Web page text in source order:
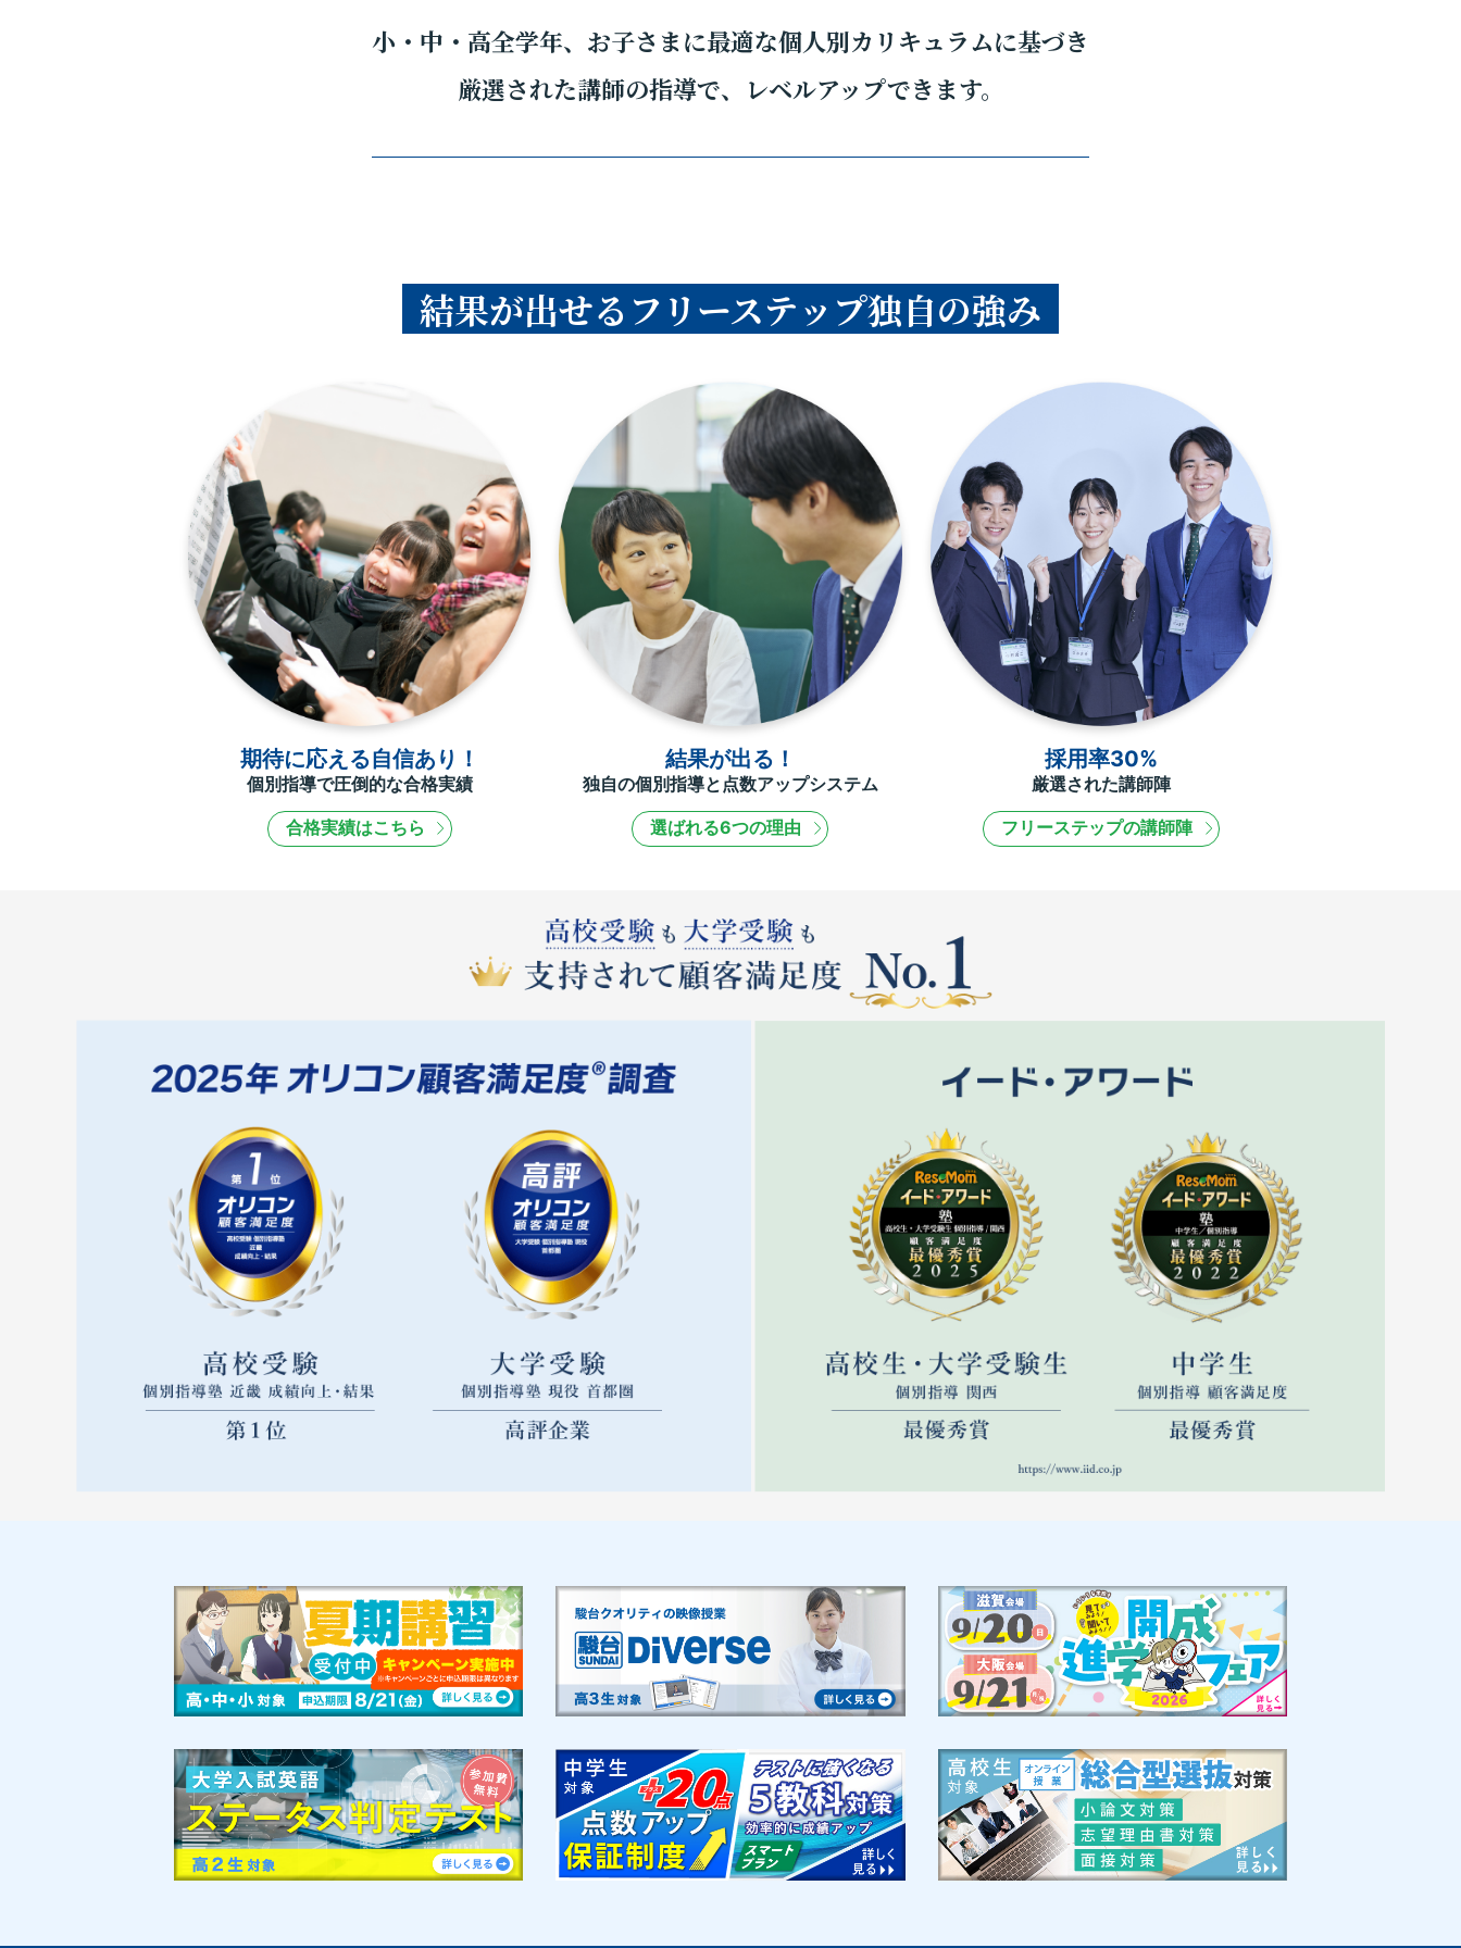
小・中・高全学年、お子さまに最適な個人別カリキュラムに基づき
厳選された講師の指導で、レベルアップできます。
結果が出せるフリーステップ独自の強み
期待に応える自信あり！
個別指導で圧倒的な合格実績
合格実績はこちら
結果が出る！
独自の個別指導と点数アップシステム
選ばれる6つの理由
採用率30%
厳選された講師陣
フリーステップの講師陣